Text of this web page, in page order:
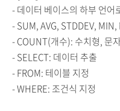
- 데이터 베이스의 하부 언어
- SUM, AVG, STDDEV, MIN,
- COUNT(개수): 수치형, 문
- SELECT: 데이터 추출
- FROM: 테이블 지정
- WHERE: 조건식 지정